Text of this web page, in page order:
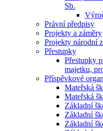
Sb.
Právní předpisy
Projekty a záměry
Projekty národní
Přestupky
Přestupky
majetku,
Příspěvkové
Mateřská
Mateřská
Základní
Základní
Základní